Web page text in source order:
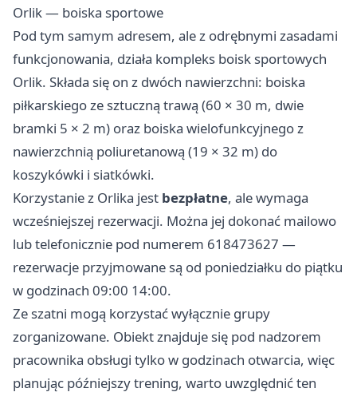
Orlik — boiska sportowe
Pod tym samym adresem, ale z odrębnymi zasadami
funkcjonowania, działa kompleks boisk sportowych
Orlik. Składa się on z dwóch nawierzchni: boiska
piłkarskiego ze sztuczną trawą (60 × 30 m, dwie
bramki 5 × 2 m) oraz boiska wielofunkcyjnego z
nawierzchnią poliuretanową (19 × 32 m) do
koszykówki i siatkówki.
Korzystanie z Orlika jest bezpłatne, ale wymaga
wcześniejszej rezerwacji. Można jej dokonać mailowo
lub telefonicznie pod numerem 618473627 —
rezerwacje przyjmowane są od poniedziałku do piątku
w godzinach 09:00 14:00.
Ze szatni mogą korzystać wyłącznie grupy
zorganizowane. Obiekt znajduje się pod nadzorem
pracownika obsługi tylko w godzinach otwarcia, więc
planując późniejszy trening, warto uwzględnić ten